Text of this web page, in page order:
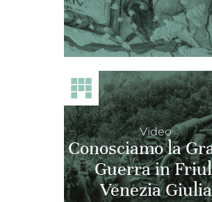
Video
Conosciamo la
Guerra in
Venezia Giulia